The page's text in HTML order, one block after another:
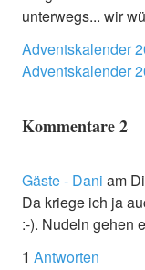
unterwegs... wir
Adventskalender
Adventskalender
Kommentare2
Gäste - Dani am
Da kriege ich ja
:-). Nudeln gehen
1 Antworten